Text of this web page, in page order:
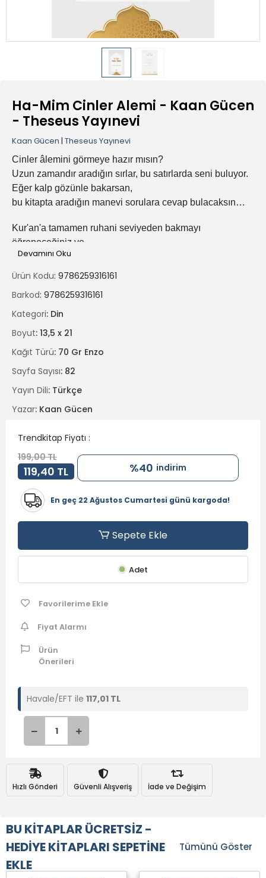
Ha-Mim Cinler Alemi - Kaan Gücen
- Theseus Yayınevi
Kaan Gücen | Theseus Yayınevi
Cinler âlemini görmeye hazır mısın?
Uzun zamandır aradığın sırlar, bu satırlarda seni buluyor.
Eğer kalp gözünle bakarsan,
bu kitapta aradığın manevi sorulara cevap bulacaksın…
Kur'an'a tamamen ruhani seviyeden bakmayı
öğreneceğiniz ve
yeni bir dilin kapılarını aralayacağınız o kitap!
“HA-MİM CİNLER ÂLEMİ”
seni çağırıyor.
Kur'an dilini gerçekten anlamak istiyorsan işaretleri takip
et.
Devamını Oku
Ürün Kodu: 9786259316161
Barkod: 9786259316161
Kategori: Din
Boyut: 13,5 x 21
Kağıt Türü: 70 Gr Enzo
Sayfa Sayısı: 82
Yayın Dili: Türkçe
Yazar: Kaan Gücen
Trendkitap Fiyatı :
199,00 TL
119,40 TL %40 indirim
En geç 22 Ağustos Cumartesi günü kargoda!
Sepete Ekle
Adet
Favorilerime Ekle
Fiyat Alarmı
Ürün
Önerileri
Havale/EFT ile 117,01 TL
Hızlı Gönderi Güvenli Alışveriş İade ve Değişim
BU KİTAPLAR ÜCRETSİZ -
HEDİYE KİTAPLARI SEPETİNE
EKLE
Tümünü Göster